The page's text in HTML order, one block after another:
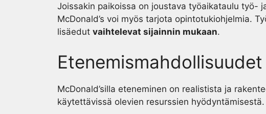
Joissakin paikoissa on joustava työaikataulu työ-
McDonald’s voi myös tarjota opintotukiohjelmia.
lisäedut vaihtelevat sijainnin mukaan.
Etenemismahdollisuudet
McDonald’silla eteneminen on realistista ja
käytettävissä olevien resurssien hyödyntämisestä.